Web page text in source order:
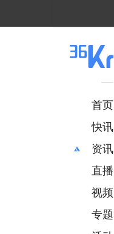
首页
快讯
资讯
推荐
财经
项目推荐
直播
视频
专题